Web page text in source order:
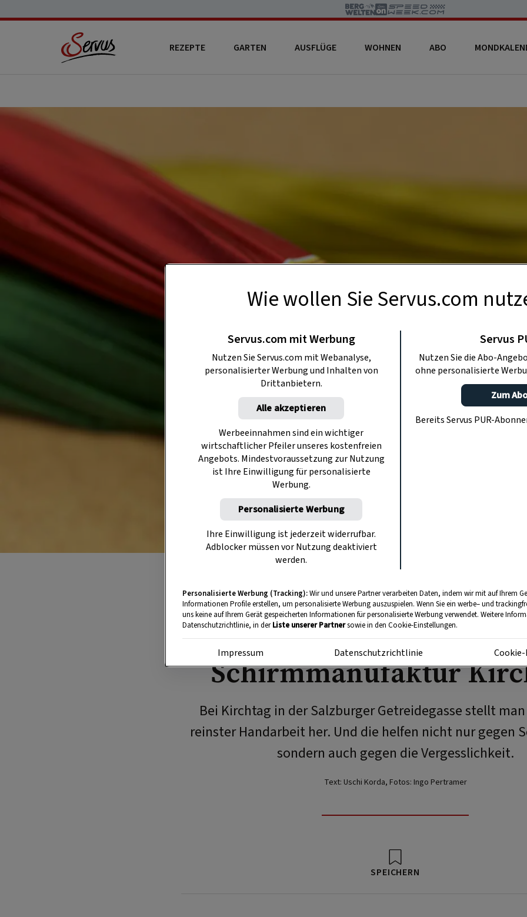
REZEPTE GARTEN AUSFLÜGE WOHNEN ABO
HANDWERK
Besuch in der
Schirmmanufaktur
Bei Kirchtag in der Salzburger Getreidegasse stellt
reinster Handarbeit her. Und die helfen nicht nur gegen
sondern auch gegen die Vergesslichkeit.
Text: Uschi Korda, Fotos: Ingo Pertramer
SPEICHERN
Wie wollen Sie Servus.com
Servus.com mit Werbung
Nutzen Sie Servus.com mit Webanalyse,
personalisierter Werbung und Inhalten von
Drittanbietern.
Alle akzeptieren
Werbeeinnahmen sind ein wichtiger
wirtschaftlicher Pfeiler unseres kostenfreien
Angebots. Mindestvoraussetzung zur Nutzung
ist Ihre Einwilligung für personalisierte
Werbung.
Personalisierte Werbung
Ihre Einwilligung ist jederzeit widerrufbar.
Adblocker müssen vor Nutzung deaktiviert
werden.
Servus
Nutzen Sie die Abo-
ohne personalisierte
Zum
Bereits Servus PUR-
Personalisierte Werbung (Tracking):Wir und unsere Partner verarbeiten Daten, indem wir mit auf Ihrem
Informationen Profile erstellen, um personalisierte Werbung auszuspielen. Wenn Sie ein werbe– und
uns keine auf Ihrem Gerät gespeicherten Informationen für personalisierte Werbung verwendet. Weitere
Datenschutzrichtlinie, in derListe unserer Partnersowie in den Cookie-Einstellungen.
Impressum Datenschutzrichtlinie